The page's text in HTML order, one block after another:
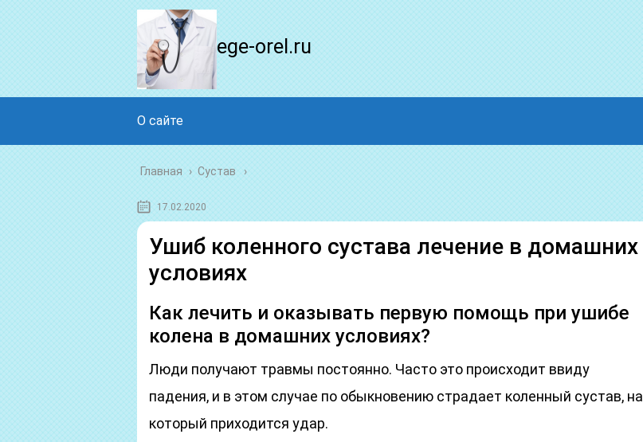
ege-orel.ru
О сайте
Главная › Сустав
17.02.2020
Ушиб коленного сустава лечение в домашних
условиях
Как лечить и оказывать первую помощь при ушибе
колена в домашних условиях?
Люди получают травмы постоянно. Часто это происходит ввиду
падения, и в этом случае по обыкновению страдает коленный сустав, на
который приходится удар.